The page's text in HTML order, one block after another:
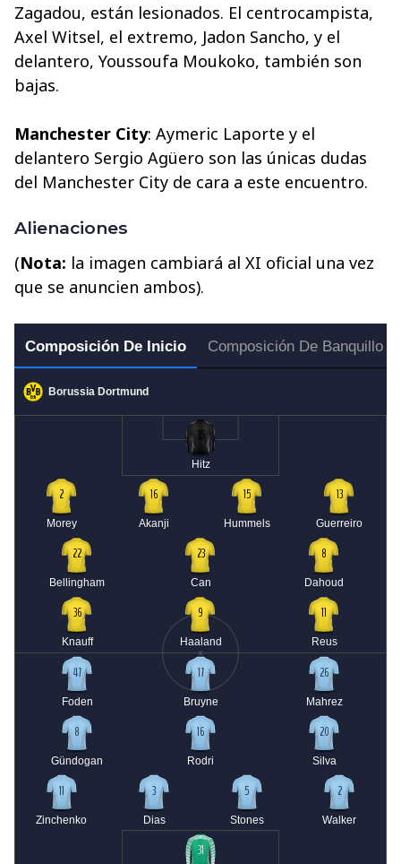
Zagadou, están lesionados. El centrocampista,
Axel Witsel, el extremo, Jadon Sancho, y el
delantero, Youssoufa Moukoko, también son
bajas.
Manchester City: Aymeric Laporte y el
delantero Sergio Agüero son las únicas dudas
del Manchester City de cara a este encuentro.
Alienaciones
(Nota: la imagen cambiará al XI oficial una vez
que se anuncien ambos).